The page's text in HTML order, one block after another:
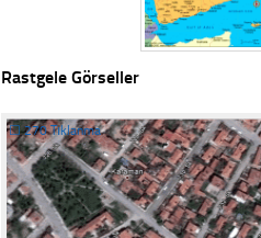
Rastgele Görseller
☐270 Tıklanma